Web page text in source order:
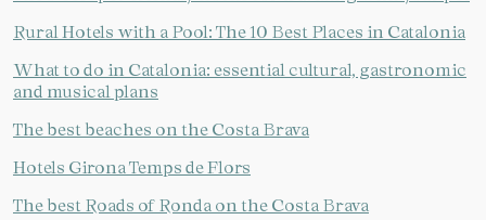
Rural Hotels with a Pool: The 10 Best Places in Catalonia
What to do in Catalonia: essential cultural, gastronomic
and musical plans
The best beaches on the Costa Brava
Hotels Girona Temps de Flors
The best Roads of Ronda on the Costa Brava